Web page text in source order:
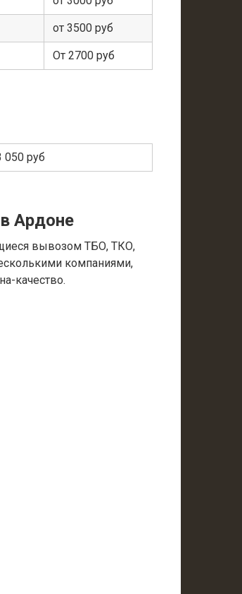
от 3500 руб
От 2700 руб
050 руб
Ардоне
вывозом ТБО, ТКО,
компаниями,
качество.